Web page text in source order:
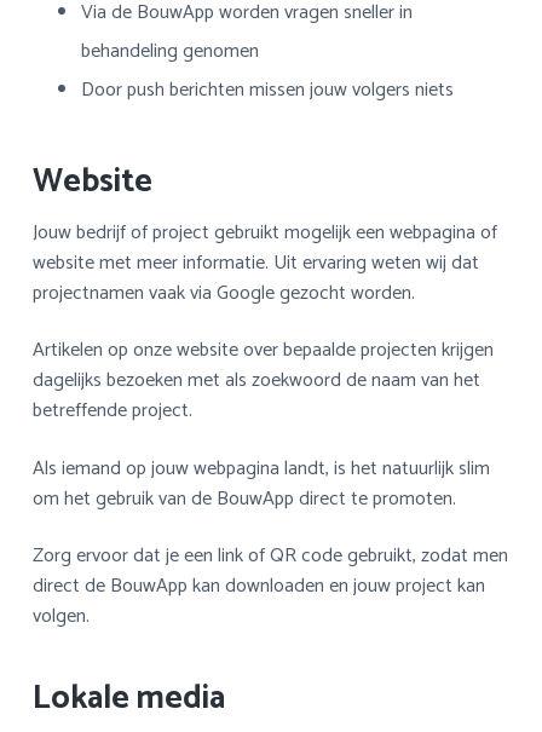
Via de BouwApp worden vragen sneller in
behandeling genomen
Door push berichten missen jouw volgers niets
Website
Jouw bedrijf of project gebruikt mogelijk een webpagina of
website met meer informatie. Uit ervaring weten wij dat
projectnamen vaak via Google gezocht worden.
Artikelen op onze website over bepaalde projecten krijgen
dagelijks bezoeken met als zoekwoord de naam van het
betreffende project.
Als iemand op jouw webpagina landt, is het natuurlijk slim
om het gebruik van de BouwApp direct te promoten.
Zorg ervoor dat je een link of QR code gebruikt, zodat men
direct de BouwApp kan downloaden en jouw project kan
volgen.
Lokale media